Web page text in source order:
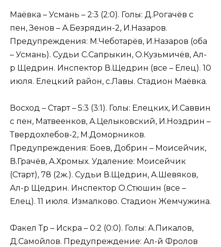
Маёвка – Усмань – 2:3 (2:0). Голы: Д.Рогачёв с
пен, Зенов – А.Безрядин-2, И.Назаров.
Предупреждения: М.Чеботарёв, И.Назаров (оба
– Усмань). Судьи С.Сапрыкин, О.Кузьмичёв, Ал-
р Щедрин. Инспектор В.Щедрин (все – Елец). 10
июля. Елецкий район, с.Лавы. Стадион Маёвка.
Восход – Старт – 5:3 (3:1). Голы: Елецких, И.Саввин
с пен, Матвеенков, А.Целыковский, И.Ноздрин –
Твердохлебов-2, М.Доморников.
Предупреждения: Боев, Добрин – Моисейчик,
В.Грачёв, А.Хромых. Удаление: Моисейчик
(Старт), 78 (2ж.). Судьи В.Щедрин, А.Шевяков,
Ал-р Щедрин. Инспектор О.Стюшин (все –
Елец). 11 июля. Измалково. Стадион Жемчужина.
Факел Тр – Искра – 0:2 (0:0). Голы: А.Пикалов,
Д.Самойлов. Предупреждение: Ал-й Фролов